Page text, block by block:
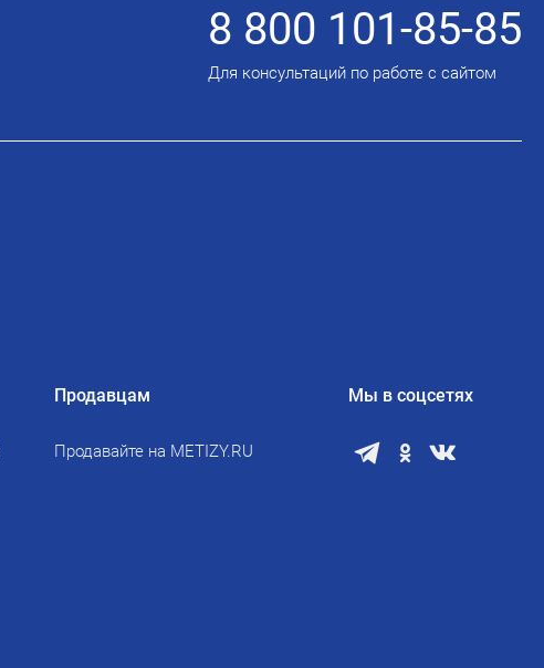
8 800 101-85-85
Для консультаций по работе с сайтом
Продавцам
Продавайте на METIZY.RU
Мы в соцсетях